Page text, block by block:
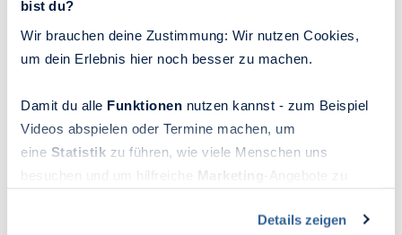
bist du?
Wir brauchen deine Zustimmung: Wir nutzen Cookies,
um dein Erlebnis hier noch besser zu machen.
Damit du alle Funktionen nutzen kannst - zum Beispiel
Videos abspielen oder Termine machen, um
eine Statistik zu führen, wie viele Menschen uns
besuchen und um hilfreiche Marketing
-Angebote zu
Du kannst deine Einwilligung jederzeit widerrufen oder
Details zeigen
List nach und nach in die Tat umzusetzen!
Weil sie ein stärkeres neuronales Erregungsniveau in ihrem
Gehirn als angenehm empfinden als Introvertierte, suchen
Stimulation kommt ihnen gerade recht und sie lieben